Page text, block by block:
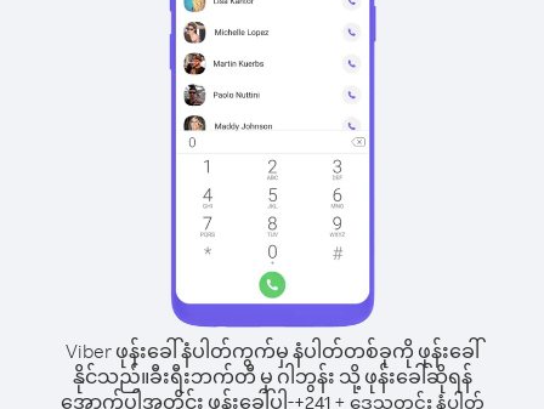
Viber ဖုန်းခေါ်နံပါတ်ကွက်မှ နံပါတ်တစ်ခုကို ဖုန်းခေါ်
နိုင်သည်။ခီးရီးဘက်တီ မှ ဂါဘွန်း သို့ ဖုန်းခေါ်ဆိုရန်
အောက်ပါအတိုင်း ဖုန်းခေါ်ပါ-+241+ ဒေသတွင်း နံပါတ်